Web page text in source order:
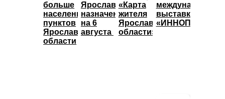
больше
населенных
пунктов
Ярославской
области
Ярославль»
назначены
на 6
августа
«Карта
жителя
Ярославской
области»
международной
выставке
«ИННОПРОМ»